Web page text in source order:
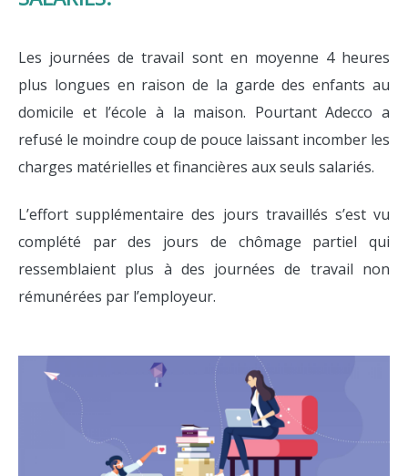
Les journées de travail sont en moyenne 4 heures
plus longues en raison de la garde des enfants au
domicile et l’école à la maison. Pourtant Adecco a
refusé le moindre coup de pouce laissant incomber les
charges matérielles et financières aux seuls salariés.
L’effort supplémentaire des jours travaillés s’est vu
complété par des jours de chômage partiel qui
ressemblaient plus à des journées de travail non
rémunérées par l’employeur.